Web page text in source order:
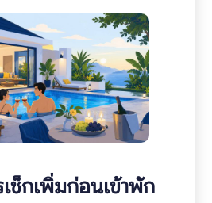
ช็กเพิ่มก่อนเข้าพัก